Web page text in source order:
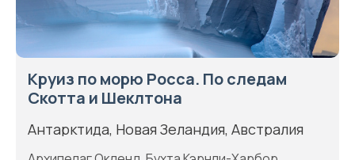
Круиз по морю Росса. По следам
Скотта и Шеклтона
Антарктида, Новая Зеландия, Австралия